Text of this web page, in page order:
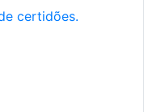
certidões.